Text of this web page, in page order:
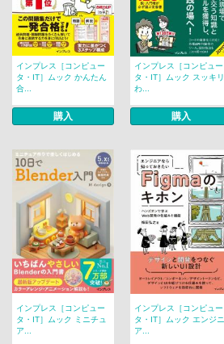
インプレス［コンピュー
タ・IT］ムック かんたん
合...
購入
インプレス［コンピュー
タ・IT］ムック スッキリ
わ...
購入
インプレス［コンピュー
タ・IT］ムック ミニチュ
ア...
インプレス［コンピュー
タ・IT］ムック エンジニ
ア...